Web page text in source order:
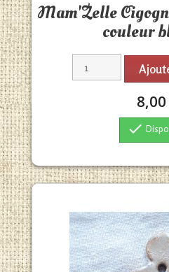
Mam'Zelle
couleur
